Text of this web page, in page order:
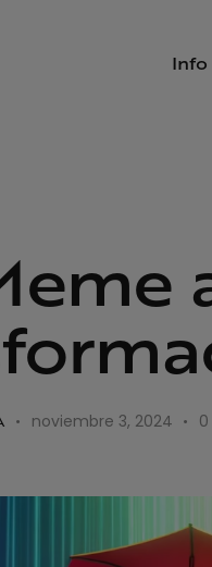
noviembre 3, 2024 0